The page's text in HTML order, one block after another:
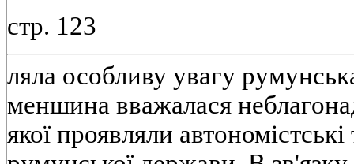
стр. 123
ляла особливу увагу
меншина вважалася
якої проявляли